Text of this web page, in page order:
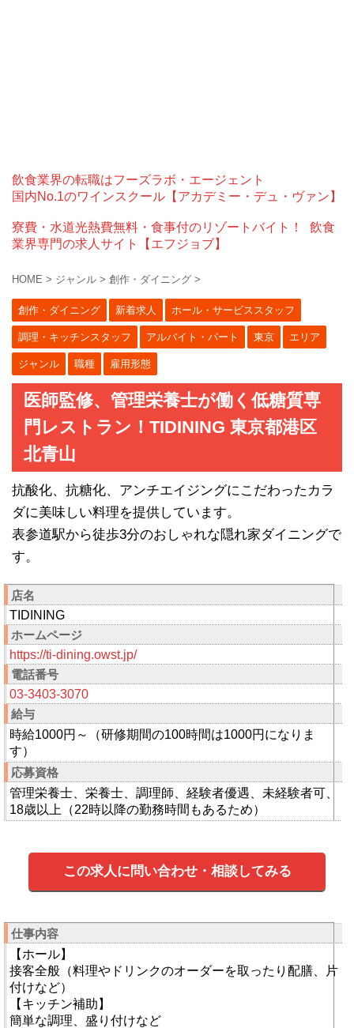
飲食業界の転職はフーズラボ・エージェント
国内No.1のワインスクール【アカデミー・デュ・ヴァン】
寮費・水道光熱費無料・食事付のリゾートバイト！
飲食
業界専門の求人サイト【エフジョブ】
HOME > ジャンル > 創作・ダイニング >
創作・ダイニング 新着求人 ホール・サービススタッフ
調理・キッチンスタッフ アルバイト・パート 東京 エリア
ジャンル 職種 雇用形態
医師監修、管理栄養士が働く低糖質専
門レストラン！TIDINING 東京都港区
北青山
抗酸化、抗糖化、アンチエイジングにこだわったカラ
ダに美味しい料理を提供しています。
表参道駅から徒歩3分のおしゃれな隠れ家ダイニングで
す。
店名
TIDINING
ホームページ
https://ti-dining.owst.jp/
電話番号
03-3403-3070
給与
時給1000円～（研修期間の100時間は1000円になりま
す）
応募資格
管理栄養士、栄養士、調理師、経験者優遇、未経験者可、
18歳以上（22時以降の勤務時間もあるため）
この求人に問い合わせ・相談してみる
仕事内容
【ホール】
接客全般（料理やドリンクのオーダーを取ったり配膳、片
付けなど）
【キッチン補助】
簡単な調理、盛り付けなど